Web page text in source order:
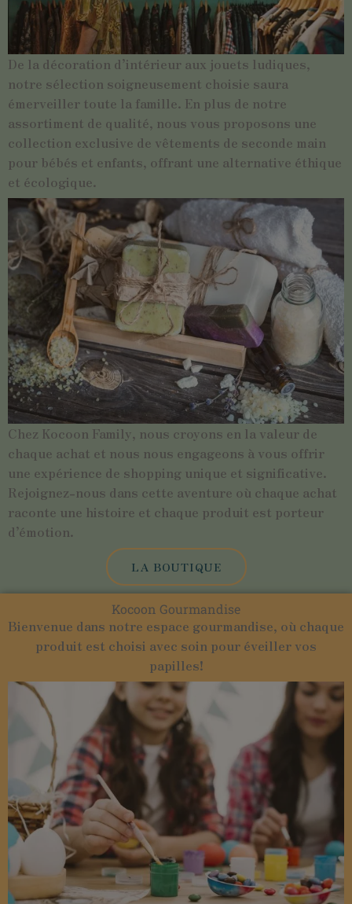
De la décoration d’intérieur aux jouets ludiques,
notre sélection soigneusement choisie saura
émerveiller toute la famille. En plus de notre
assortiment de qualité, nous vous proposons une
collection exclusive de vêtements de seconde main
pour bébés et enfants, offrant une alternative éthique
et écologique.
Chez Kocoon Family, nous croyons en la valeur de
chaque achat et nous nous engageons à vous offrir
une expérience de shopping unique et significative.
Rejoignez-nous dans cette aventure où chaque achat
raconte une histoire et chaque produit est porteur
d’émotion.
LA BOUTIQUE
Kocoon Gourmandise
Bienvenue dans notre espace gourmandise, où chaque
produit est choisi avec soin pour éveiller vos
papilles!